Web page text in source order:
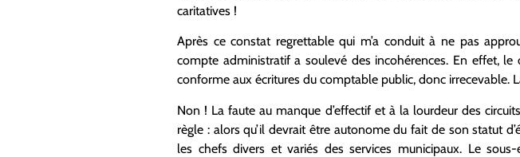
caritatives !
Après ce constat regrettable qui m’a conduit à ne pas
compte administratif a soulevé des incohérences. En effet,
conforme aux écritures du comptable public, donc irrecevable.
Non ! La faute au manque d’effectif et à la lourdeur des
règle : alors qu’il devrait être autonome du fait de son statut
les chefs divers et variés des services municipaux. Le